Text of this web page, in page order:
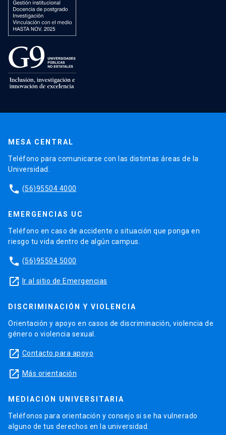
MESA CENTRAL
Teléfono para comunicarse con las distintas áreas de la
Universidad.
phone (56)95504 4000
EMERGENCIAS UC
Teléfono en caso de accidente o situación que ponga en
riesgo tu vida dentro de algún campus.
phone (56)95504 5000
launch Ir al sitio de Emergencias
DISCRIMINACIÓN Y VIOLENCIA
Orientación y apoyo en casos de discriminación, violencia de
género o violencia sexual.
launch Contacto para apoyo
launch Más orientación
MEDIACIÓN UNIVERSITARIA
Teléfonos para orientación y consejo si se ha vulnerado
alguno de tus derechos en la universidad.